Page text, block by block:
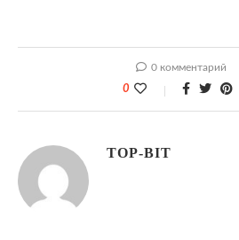
0 комментарий
0
TOP-BIT